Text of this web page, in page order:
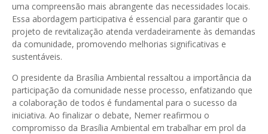
uma compreensão mais abrangente das necessidades locais.
Essa abordagem participativa é essencial para garantir que o
projeto de revitalização atenda verdadeiramente às demandas
da comunidade, promovendo melhorias significativas e
sustentáveis.
O presidente da Brasília Ambiental ressaltou a importância da
participação da comunidade nesse processo, enfatizando que
a colaboração de todos é fundamental para o sucesso da
iniciativa. Ao finalizar o debate, Nemer reafirmou o
compromisso da Brasília Ambiental em trabalhar em prol da